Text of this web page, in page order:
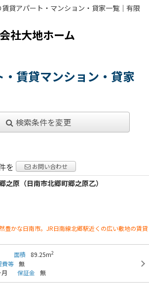
貸アパート・マンション・貸家一覧｜有限
社大地ホーム
賃貸マンション・貸家
検索条件を変更
を
お問い合わせ
之原（日南市北郷町郷之原乙）
豊かな日南市。JR日南線北郷駅近くの広い敷地の賃貸
面積 89.25m2
費等 無
保証金 無